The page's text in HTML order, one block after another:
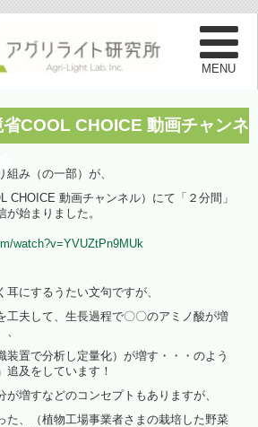
COOL CHOICE 動画チャンネ
み（の一部）が、
CHOICE 動画チャンネル）にて「２分間」
始まりました。
watch?v=YVUZtPn9MUk
耳にするうたい文句ですが、
工夫して、生長過程で〇〇のアミノ酸が増
装置で分析し定量化）が増す・・・のよう
追及をしています！
増すなどのコンセプトもありますが、
た、（植物工場事業者さまの栽培した野菜